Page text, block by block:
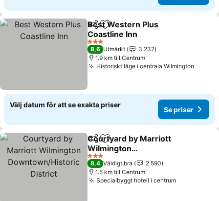
Dela Lägg till i Mina Favoriter
Best Western Plus
Coastline Inn
Se priser
3 Stjärnor
8,6 Utmärkt
3 232
1.9 km till Centrum
Historiskt läge i centrala Wilmington
Välj datum för att se exakta priser
Se priser
Dela Lägg till i Mina Favoriter
Courtyard by Marriott
Wilmington
Downtown/Historic
District
Se priser
3 Stjärnor
8,4 Väldigt bra
2 590
1.5 km till Centrum
Specialbyggt hotell i centrumSe priser